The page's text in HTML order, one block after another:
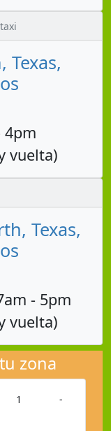
Texas,
4pm
vuelta)
Texas,
- 5pm
vuelta)
zona
1 -